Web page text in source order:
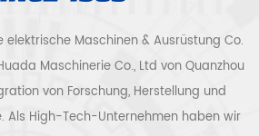
elektrische Maschinen & Ausrüstung Co.
Maschinerie Co., Ltd von Quanzhou
von Forschung, Herstellung und
Als High-Tech-Unternehmen haben wir